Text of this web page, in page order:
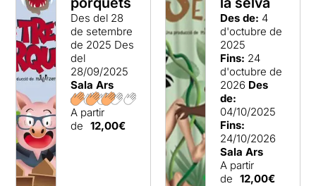
Des del 28
de setembre
de 2025 Des
del
28/09/2025
Sala Ars
A partir
de 12,00€
Des de: 4
d'octubre de
2025
Fins: 24
d'octubre de
2026 Des
de:
04/10/2025
Fins:
24/10/2026
Sala Ars
A partir
de 12,00€